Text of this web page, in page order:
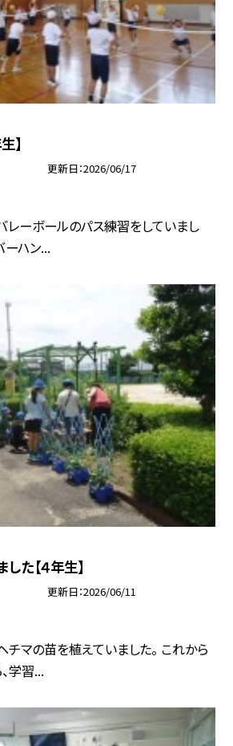
】
更新日 2026/06/17
レーボールのパス練習をしていまし
ーハン...
た【４年生】
更新日 2026/06/11
チマの苗を植えていました。 これから
学習...